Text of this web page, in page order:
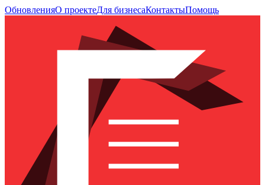
ОбновленияО проектеДля бизнесаКонтактыПомощь